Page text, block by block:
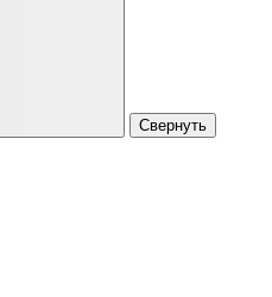
Свернуть